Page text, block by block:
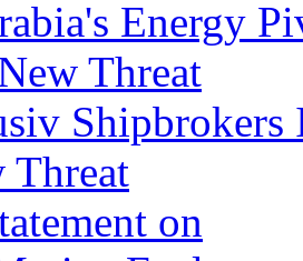
Shipbrokers
Threat